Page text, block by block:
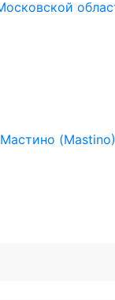
Мастино (Mastino)